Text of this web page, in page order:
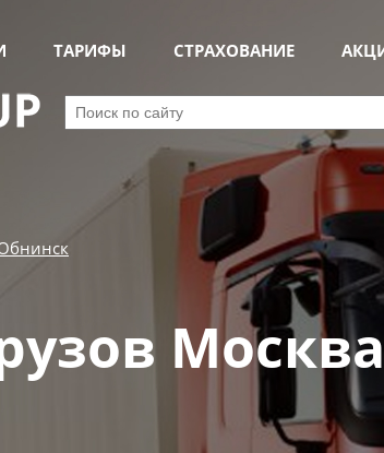
ТАРИФЫ СТРАХОВАНИЕ